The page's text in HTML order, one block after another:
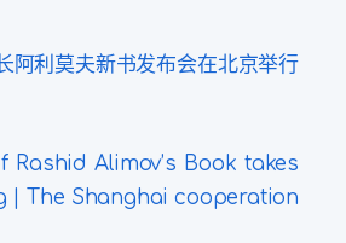
阿利莫夫新书发布会在北京举行
Rashid Alimov’s Book takes
| The Shanghai cooperation